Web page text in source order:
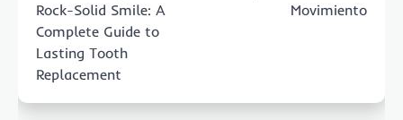
Rock-Solid Smile: A
Complete Guide to
Lasting Tooth
Replacement
Movimiento